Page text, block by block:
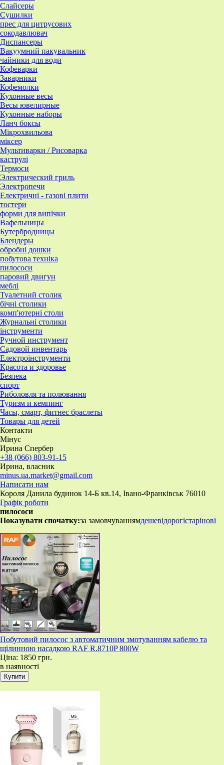
Слайсеры
Сушилки
прес для цитрусових
сокодавлювач
Диспансеры
Вакуумний пакувальник
чайники для води
Кофеварки
Заварники
Кофемолки
Кухонные весы
Весы ювелирные
Кухонные наборы
Ланч боксы
Мікрохвильова
міксер
Мультиварки / Рисоварка
каструлі
Термоси
Электрический гриль
Электропечи
Електричні - газові плити
тостери
форми для випічки
Вафельницы
Бутербродницы
Блендеры
обробні дошки
побутова техніка
пилососи
паровий двигун
меблі
Туалетний столик
бічні столики
комп'ютерні столи
Журнальні столики
інструменти
Ручной инструмент
Садовой инвентарь
Електроінструменти
Красота и здоровье
Безпека
спорт
Риболовля та полювання
Туризм и кемпинг
Часы, смарт, фитнес браслеты
Товары для детей
Контакти
Мінус
Ирина Спербер
+38 (066) 803-91-15
Ирина, власник
minus.ua.market@gmail.com
Написати нам
Короля Данила будинок 14-Б кв.14, Івано-Франківськ 76010
Графік роботи
пилососи
Показувати спочатку:за замовчуваннямдешевідорогістарінові
Побутовий пилосос з автоматичним змотуванням кабелю та
щілинною насадкою RAF R.8710P 800W
Ціна: 1850 грн.
в наявності